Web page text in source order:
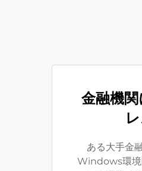
金融機
ある大手金
Windows環境